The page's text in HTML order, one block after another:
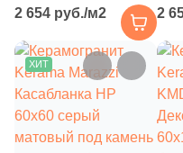
Песочный (
Розовый (1)
Синий (1)
Терракотовый (
светлый матовый
под камень
2 654 руб./м2 2
ХИТ